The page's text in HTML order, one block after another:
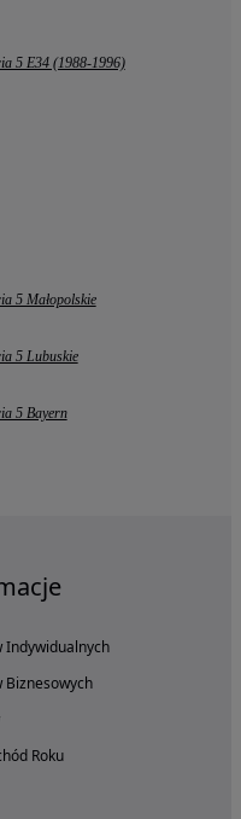
5 E34 (1988-1996)
5 Małopolskie
5 Lubuskie
5 Bayern
Indywidualnych
Biznesowych
Roku